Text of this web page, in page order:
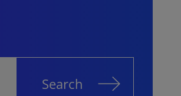
Search